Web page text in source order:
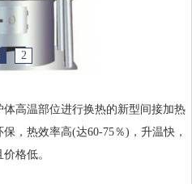
2
高温部位进行换热的新型间接加热
，热效率高(达60-75％)，升温快，
格低。